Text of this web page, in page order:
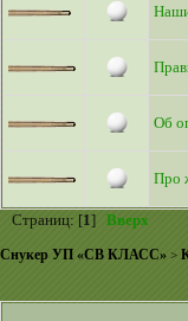
Об
Про
Страниц: [1] Вверх
Снукер УП «СВ КЛАСС» >